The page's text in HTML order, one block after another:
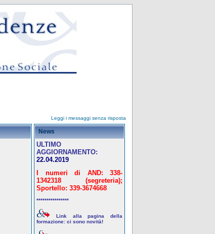
Leggi i messaggi senza risposta
News
ULTIMO
AGGIORNAMENTO:
22.04.2019
I numeri di AND: 338-
1342318 (segreteria);
Sportello: 339-3674668
****************
Link alla pagina della
formazione: ci sono novità!